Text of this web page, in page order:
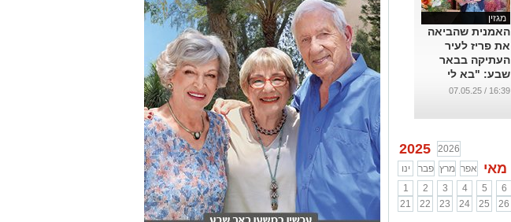
מגזין
האמנית שהביאה
את פריז לעיר
העתיקה בבאר
שבע: "בא לי
לנפץ את
...
16:39 / 07.05.25
2025
2026
ינו
פבר מרץ אפר מאי
1
2 3 4 5 6
21
22 23 24 25 26